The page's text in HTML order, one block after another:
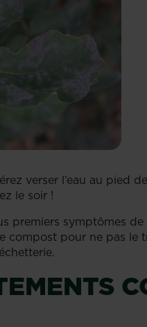
verser l’eau au pied
le soir !
premiers symptômes
compost pour ne pas